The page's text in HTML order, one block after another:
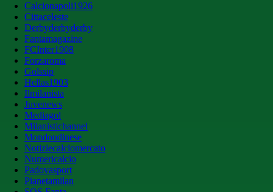
Calcionapoli1926
Cittaceleste
Derbyderbyderby
Fantamagazine
FCInter1908
Forzaroma
Golssip
Hellas1903
Ilmilanista
Juvenews
Mediagol
Milanistichannel
Mondoudinese
Notiziecalciomercato
Numericalcio
Padovasport
Pianetamilan